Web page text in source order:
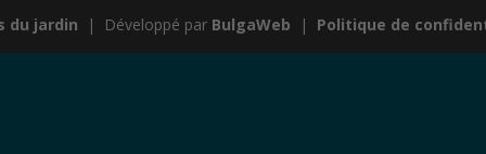
du jardin | Développé par BulgaWeb | Politique de